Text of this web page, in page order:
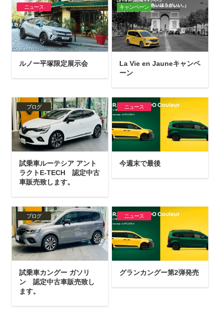
ニュース
ルノー平塚限定展示会
キャンペーン
La Vie en Jauneキャンペ
ーン
ブログ
試乗車ルーテシア アント
ラクトE-TECH 認定中古
車販売致します。
ニュース
今週末で最後
ブログ
試乗車カングー ガソリ
ン 認定中古車販売致し
ます。
ニュース
グランカングー第2弾発売